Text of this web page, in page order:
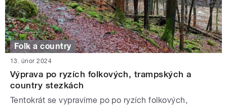
Folk a country
13. únor 2024
Výprava po ryzích folkových, trampských a
country stezkách
Tentokrát se vypravíme po po ryzích folkových,